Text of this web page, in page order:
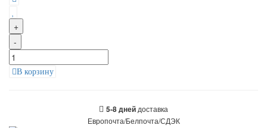
+
-
В корзину
5-8 дней доставка
Европочта/Белпочта/СДЭК